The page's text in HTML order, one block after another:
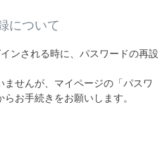
について
ンされる時に、パスワードの再設
せんが、マイページの「パスワ
お手続きをお願いします。